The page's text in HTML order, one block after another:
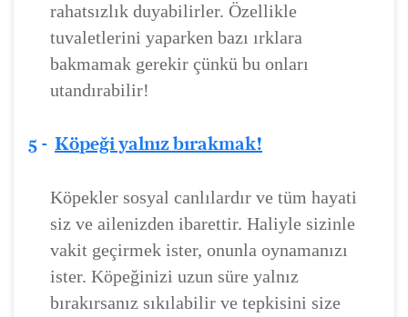
rahatsızlık duyabilirler. Özellikle
tuvaletlerini yaparken bazı ırklara
bakmamak gerekir çünkü bu onları
utandırabilir!
5 - Köpeği yalnız bırakmak!
Köpekler sosyal canlılardır ve tüm hayati
siz ve ailenizden ibarettir. Haliyle sizinle
vakit geçirmek ister, onunla oynamanızı
ister. Köpeğinizi uzun süre yalnız
bırakırsanız sıkılabilir ve tepkisini size